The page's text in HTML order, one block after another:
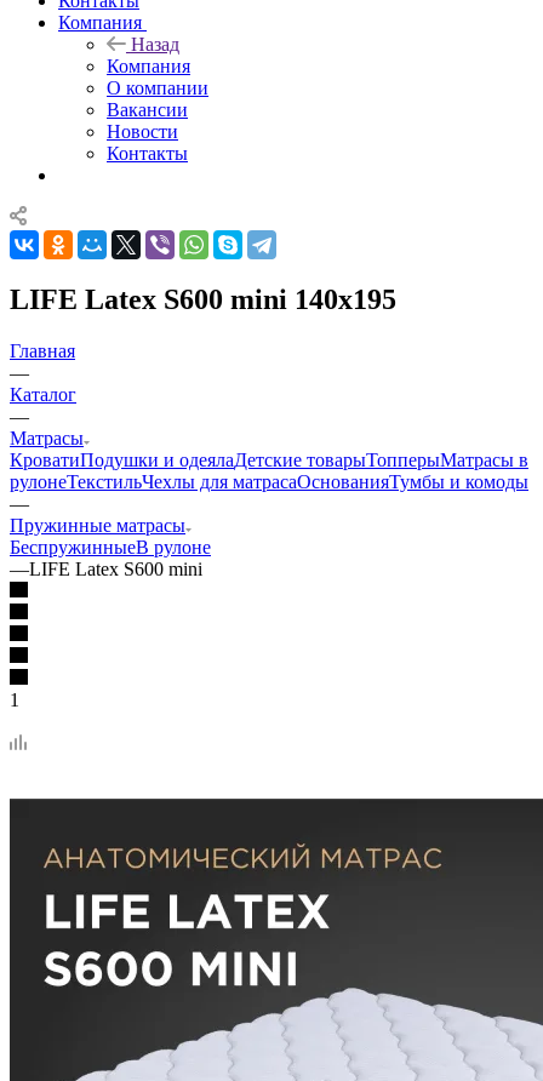
Компания
Назад
Компания
О компании
Вакансии
Новости
Контакты
LIFE Latex S600 mini 140x195
Главная
—
Каталог
—
Матрасы
КроватиПодушки и одеялаДетские товарыТопперыМатрасы в
рулонеТекстильЧехлы для матрасаОснованияТумбы и комоды
—
Пружинные матрасы
БеспружинныеВ рулоне
—LIFE Latex S600 mini
1